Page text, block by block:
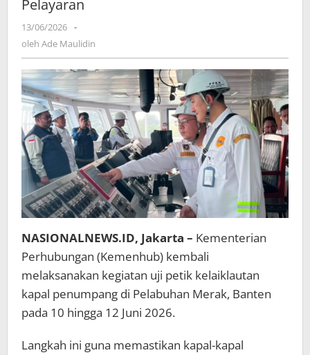
Keselamatan
Pelayaran
Pelayaran
13/06/2026 oleh
Ade
-
oleh Ade Maulidin
NASIONALNEWS.ID, Jakarta – Kementerian
Perhubungan (Kemenhub) kembali
melaksanakan kegiatan uji petik kelaiklautan
kapal penumpang di Pelabuhan Merak, Banten
pada 10 hingga 12 Juni 2026.
Langkah ini guna memastikan kapal-kapal